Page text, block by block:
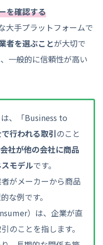
を確認する
大手プラットフォームで
者を選ぶことが大切で
一般的に信頼性が高い
は、「Business to
行われる取引のこと
会社が他の会社に商品
モデルです。
がメーカーから商品
な例です。
）は、企業が直
のことを指します。